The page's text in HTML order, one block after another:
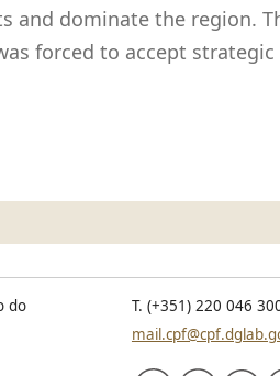
and dominate the region.
forced to accept
do
T. (+351) 220 046